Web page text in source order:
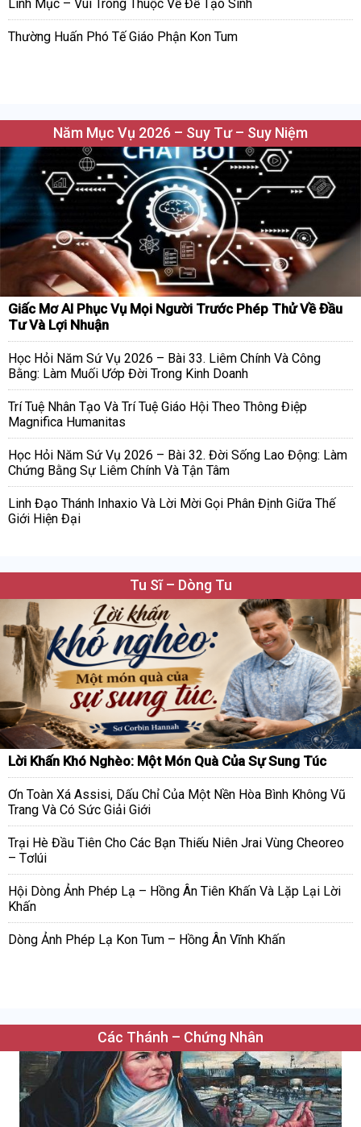
Linh Mục – Vui Trong Thuộc Về Để Tạo Sinh
Thường Huấn Phó Tế Giáo Phận Kon Tum
Năm Mục Vụ 2026 – Suy Tư – Suy Niệm
Giấc Mơ AI Phục Vụ Mọi Người Trước Phép Thử Về Đầu
Tư Và Lợi Nhuận
Học Hỏi Năm Sứ Vụ 2026 – Bài 33. Liêm Chính Và Công
Bằng: Làm Muối Ướp Đời Trong Kinh Doanh
Trí Tuệ Nhân Tạo Và Trí Tuệ Giáo Hội Theo Thông Điệp
Magnifica Humanitas
Học Hỏi Năm Sứ Vụ 2026 – Bài 32. Đời Sống Lao Động: Làm
Chứng Bằng Sự Liêm Chính Và Tận Tâm
Linh Đạo Thánh Inhaxio Và Lời Mời Gọi Phân Định Giữa Thế
Giới Hiện Đại
Tu Sĩ – Dòng Tu
Lời Khấn Khó Nghèo: Một Món Quà Của Sự Sung Túc
Ơn Toàn Xá Assisi, Dấu Chỉ Của Một Nền Hòa Bình Không Vũ
Trang Và Có Sức Giải Giới
Trại Hè Đầu Tiên Cho Các Bạn Thiếu Niên Jrai Vùng Cheoreo
– Tơlúi
Hội Dòng Ảnh Phép Lạ – Hồng Ân Tiên Khấn Và Lặp Lại Lời
Khấn
Dòng Ảnh Phép Lạ Kon Tum – Hồng Ân Vĩnh Khấn
Các Thánh – Chứng Nhân